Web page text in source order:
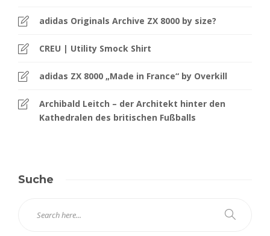
adidas Originals Archive ZX 8000 by size?
CREU | Utility Smock Shirt
adidas ZX 8000 „Made in France“ by Overkill
Archibald Leitch – der Architekt hinter den
Kathedralen des britischen Fußballs
Suche